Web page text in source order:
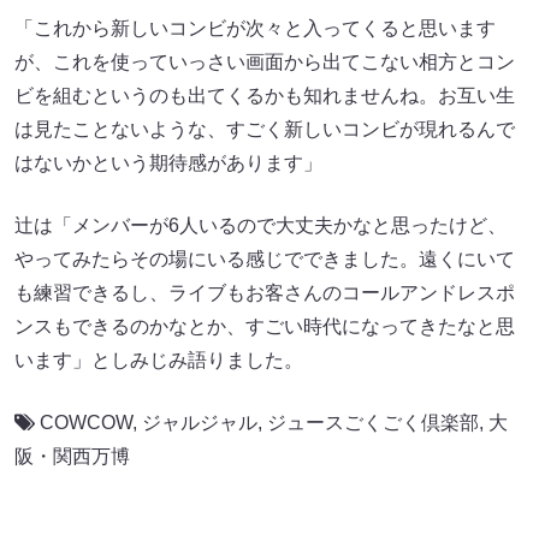
「これから新しいコンビが次々と入ってくると思います
が、これを使っていっさい画面から出てこない相方とコン
ビを組むというのも出てくるかも知れませんね。お互い生
は見たことないような、すごく新しいコンビが現れるんで
はないかという期待感があります」
辻は「メンバーが6人いるので大丈夫かなと思ったけど、
やってみたらその場にいる感じでできました。遠くにいて
も練習できるし、ライブもお客さんのコールアンドレスポ
ンスもできるのかなとか、すごい時代になってきたなと思
います」としみじみ語りました。
COWCOW, ジャルジャル, ジュースごくごく倶楽部, 大
阪・関西万博